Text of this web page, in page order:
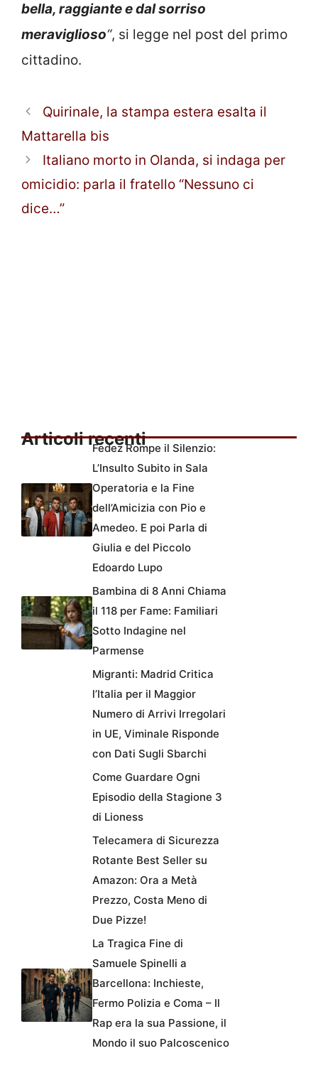
bella, raggiante e dal sorriso
meraviglioso“, si legge nel post del primo
cittadino.
Quirinale, la stampa estera esalta il
Mattarella bis
Italiano morto in Olanda, si indaga per
omicidio: parla il fratello “Nessuno ci
dice…”
Articoli recentiFedez Rompe il Silenzio:
L’Insulto Subito in Sala
Operatoria e la Fine
dell’Amicizia con Pio e
Amedeo. E poi Parla di
Giulia e del Piccolo
Edoardo Lupo
Bambina di 8 Anni Chiama
il 118 per Fame: Familiari
Sotto Indagine nel
Parmense
Migranti: Madrid Critica
l’Italia per il Maggior
Numero di Arrivi Irregolari
in UE, Viminale Risponde
con Dati Sugli Sbarchi
Come Guardare Ogni
Episodio della Stagione 3
di Lioness
Telecamera di Sicurezza
Rotante Best Seller su
Amazon: Ora a Metà
Prezzo, Costa Meno di
Due Pizze!
La Tragica Fine di
Samuele Spinelli a
Barcellona: Inchieste,
Fermo Polizia e Coma – Il
Rap era la sua Passione, il
Mondo il suo Palcoscenico